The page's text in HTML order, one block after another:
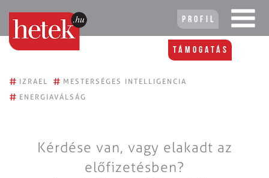
Profil
Támogatás
# IZRAEL # MESTERSÉGES INTELLIGENCIA
# ENERGIAVÁLSÁG
Kérdése van, vagy elakadt az
előfizetésben?